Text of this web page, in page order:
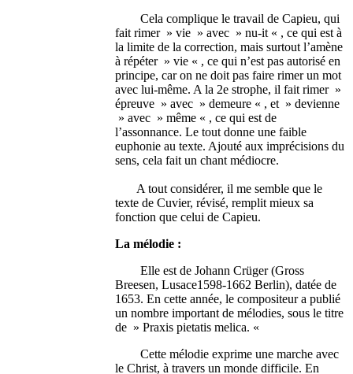
Cela complique le travail de Capieu, qui
fait rimer » vie » avec » nu-it « , ce qui est à
la limite de la correction, mais surtout l’amène
à répéter » vie « , ce qui n’est pas autorisé en
principe, car on ne doit pas faire rimer un mot
avec lui-même. A la 2e strophe, il fait rimer »
épreuve » avec » demeure « , et » devienne
» avec » même « , ce qui est de
l’assonnance. Le tout donne une faible
euphonie au texte. Ajouté aux imprécisions du
sens, cela fait un chant médiocre.
A tout considérer, il me semble que le
texte de Cuvier, révisé, remplit mieux sa
fonction que celui de Capieu.
La mélodie :
Elle est de Johann Crüger (Gross
Breesen, Lusace1598-1662 Berlin), datée de
1653. En cette année, le compositeur a publié
un nombre important de mélodies, sous le titre
de » Praxis pietatis melica. «
Cette mélodie exprime une marche avec
le Christ, à travers un monde difficile. En